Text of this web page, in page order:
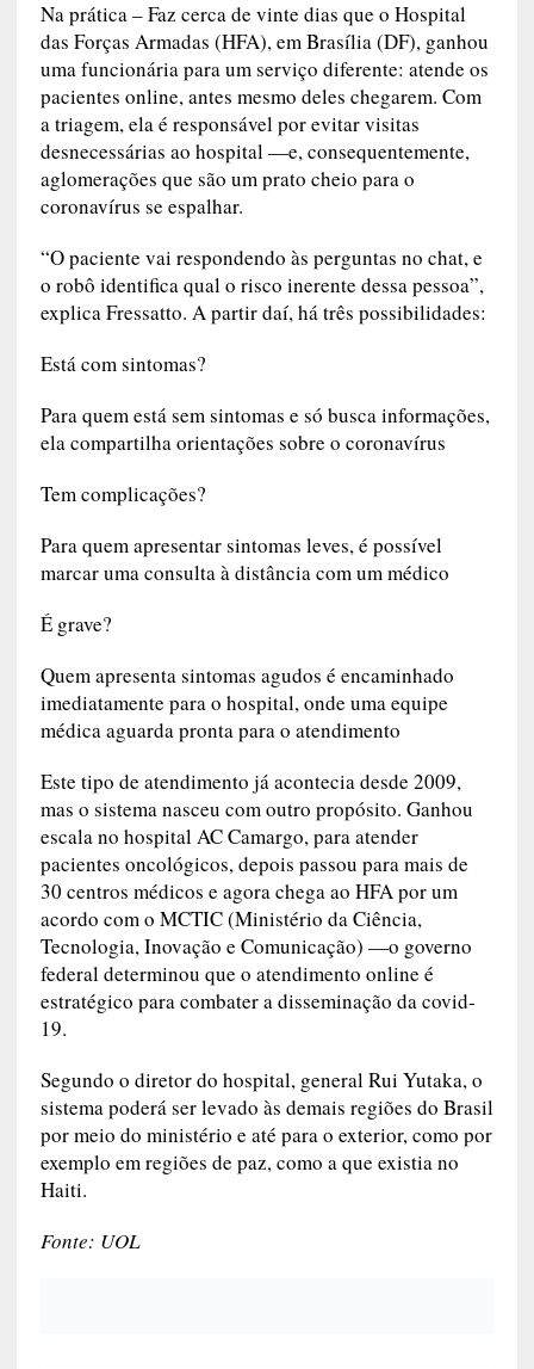
Na prática– Faz cerca de vinte dias que o Hospital
das Forças Armadas (HFA), em Brasília (DF), ganhou
uma funcionária para um serviço diferente: atende os
pacientes online, antes mesmo deles chegarem. Com
a triagem, ela é responsável por evitar visitas
desnecessárias ao hospital —e, consequentemente,
aglomerações que são um prato cheio para o
coronavírus se espalhar.
“O paciente vai respondendo às perguntas no chat, e
o robô identifica qual o risco inerente dessa pessoa”,
explica Fressatto. A partir daí, há três possibilidades:
Está com sintomas?
Para quem está sem sintomas e só busca informações,
ela compartilha orientações sobre o coronavírus
Tem complicações?
Para quem apresentar sintomas leves, é possível
marcar uma consulta à distância com um médico
É grave?
Quem apresenta sintomas agudos é encaminhado
imediatamente para o hospital, onde uma equipe
médica aguarda pronta para o atendimento
Este tipo de atendimento já acontecia desde 2009,
mas o sistema nasceu com outro propósito. Ganhou
escala no hospital AC Camargo, para atender
pacientes oncológicos, depois passou para mais de
30 centros médicos e agora chega ao HFA por um
acordo com o MCTIC (Ministério da Ciência,
Tecnologia, Inovação e Comunicação) —o governo
federal determinou que o atendimento online é
estratégico para combater a disseminação da covid-
19.
Segundo o diretor do hospital, general Rui Yutaka, o
sistema poderá ser levado às demais regiões do Brasil
por meio do ministério e até para o exterior, como por
exemplo em regiões de paz, como a que existia no
Haiti.
Fonte: UOL